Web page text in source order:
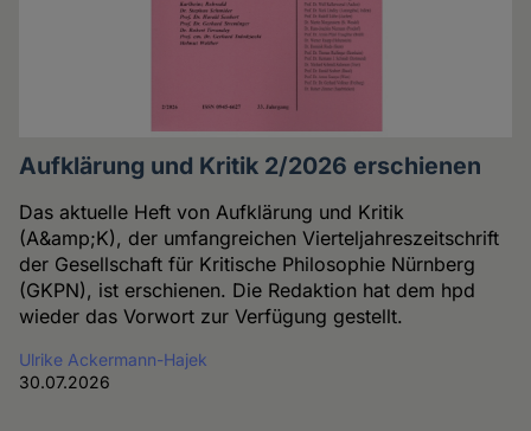
Aufklärung und Kritik 2/2026 erschienen
Das aktuelle Heft von Aufklärung und Kritik
(A&amp;K), der umfangreichen Vierteljahreszeitschrift
der Gesellschaft für Kritische Philosophie Nürnberg
(GKPN), ist erschienen. Die Redaktion hat dem hpd
wieder das Vorwort zur Verfügung gestellt.
Ulrike Ackermann-Hajek
30.07.2026